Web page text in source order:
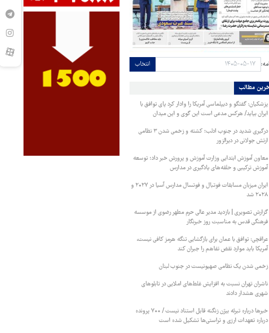
انتخاب
مطالب
پزشکیان: گفتگو و دیپلماسی آمریکا را وادار کرد پای توافق با
ایران بیاید/ هرکس مدعی است این گوی و این میدان
درگیری شدید در جنوب ادلب؛ کشته و زخمی شدن ۳ نظامی
ارتش جولانی در دیرالزور
معاون آموزش ابتدایی وزارت آموزش و پرورش خبر داد؛ توسعه
آموزش ترکیبی و حلقه‌های یادگیری در مدارس
ایران میزبان مسابقات فوتبال و فوتسال مدارس آسیا در ۲۰۲۷ و
۲۰۲۸ شد
گزارش تصویری | بازدید مدیر عالی حرم مطهر رضوی از موسسه
فرهنگی قدس به مناسبت روز خبرنگار
عراقچی: توافق با عمان برای بازگشایی تنگه هرمز کافی نیست،
آمریکا باید موارد نقض تفاهم را جبران کند
زخمی‌ شدن یک نظامی صهیونیست در جنوب لبنان
ناشران تهران نسبت به افزایش غلط‌های املایی در تابلوهای
شهری هشدار دادند
خبرها درباره تبرئه بیژن زنگنه قابل استناد نیست / ۷۰۰ پرونده
درباره تعهدات ارزی و تراستی‌ها تشکیل شده است